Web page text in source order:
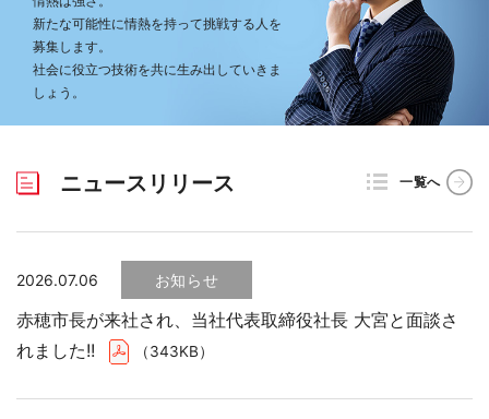
新たな可能性に情熱を持って挑戦する人を
募集します。
社会に役立つ技術を共に生み出していきま
しょう。
ニュースリリース
2026.07.06 お知らせ
赤穂市長が来社され、当社代表取締役社長 大宮と面談さ
れました!!
（343KB）
一覧へ